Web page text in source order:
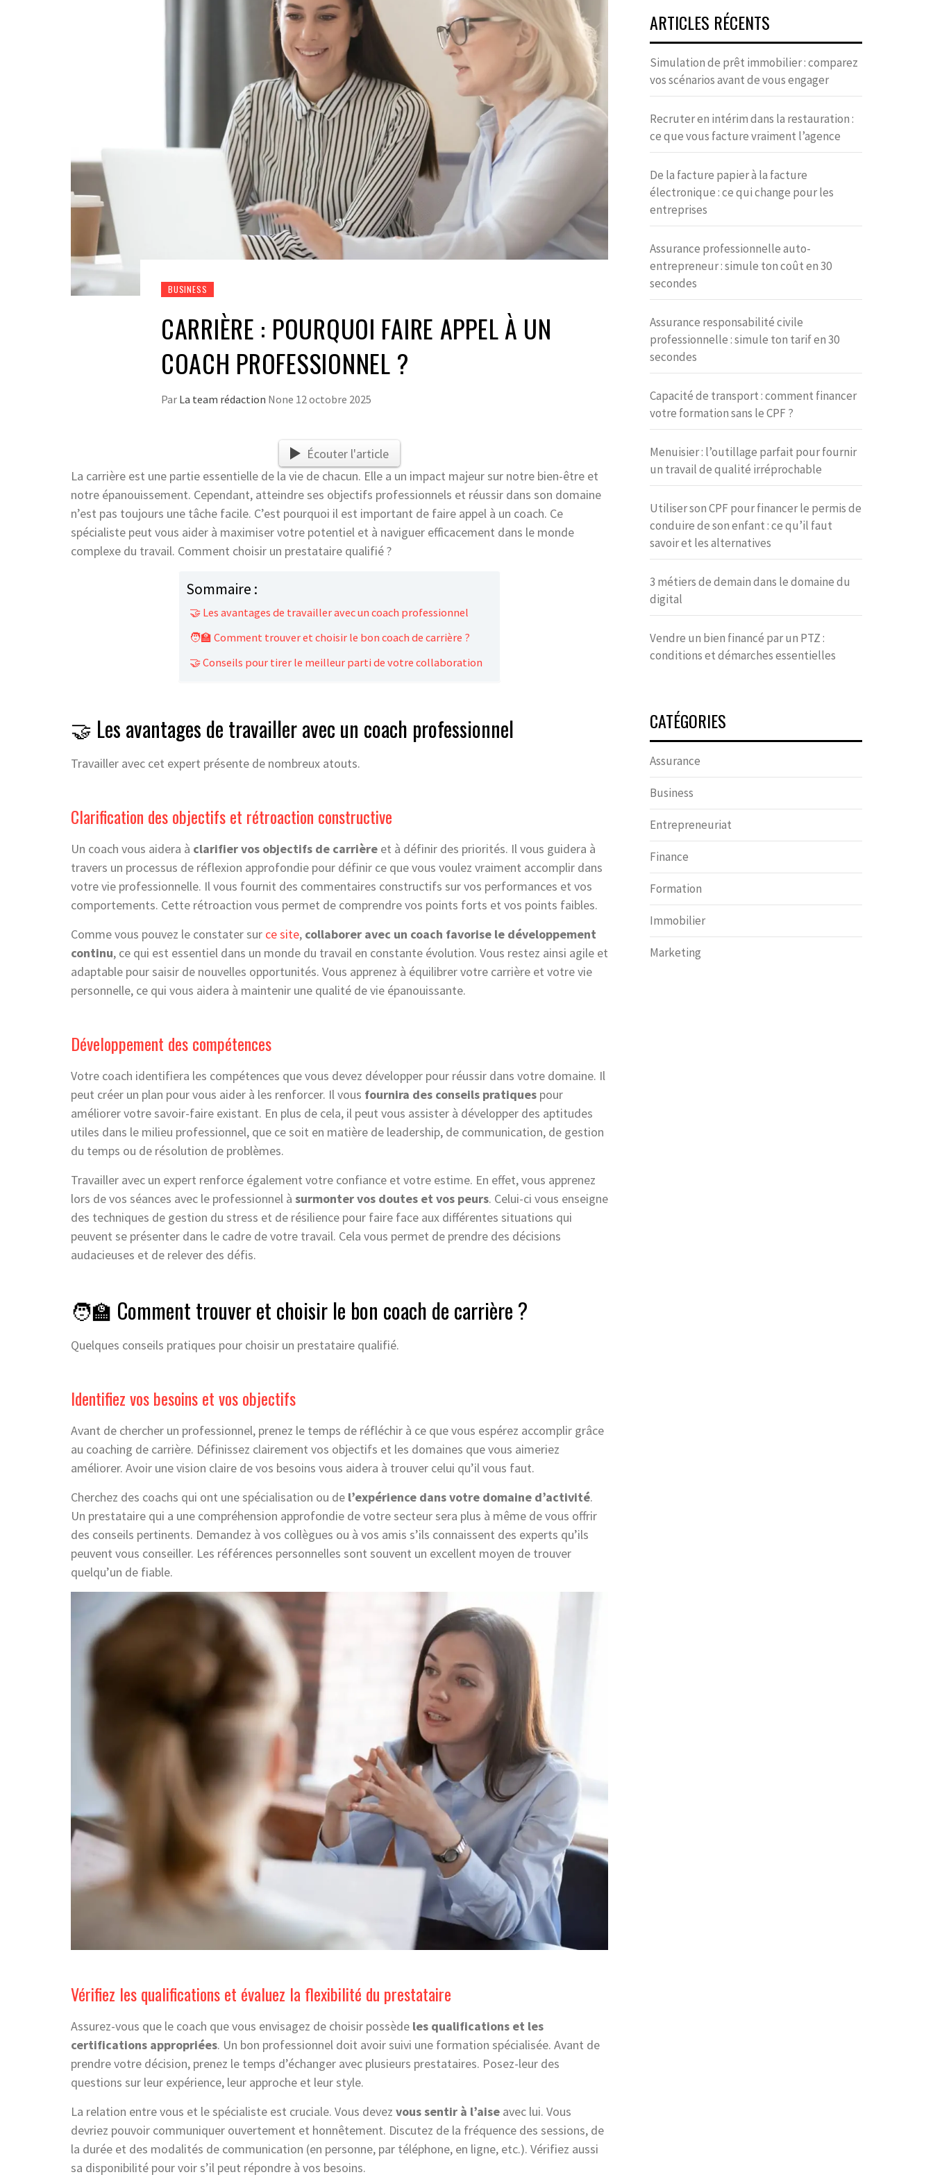
BUSINESS
CARRIÈRE : POURQUOI FAIRE APPEL À UN
COACH PROFESSIONNEL ?
Par La team rédaction None 12 octobre 2025
Écouter l'article
La carrière est une partie essentielle de la vie de chacun. Elle a un impact majeur sur notre bien-être et
notre épanouissement. Cependant, atteindre ses objectifs professionnels et réussir dans son domaine
n’est pas toujours une tâche facile. C’est pourquoi il est important de faire appel à un coach. Ce
spécialiste peut vous aider à maximiser votre potentiel et à naviguer efficacement dans le monde
complexe du travail. Comment choisir un prestataire qualifié ?
Sommaire :
🤝 Les avantages de travailler avec un coach professionnel
🧑‍🏫 Comment trouver et choisir le bon coach de carrière ?
🤝 Conseils pour tirer le meilleur parti de votre collaboration
🤝 Les avantages de travailler avec un coach professionnel
Travailler avec cet expert présente de nombreux atouts.
Clarification des objectifs et rétroaction constructive
Un coach vous aidera à clarifier vos objectifs de carrière et à définir des priorités. Il vous guidera à
travers un processus de réflexion approfondie pour définir ce que vous voulez vraiment accomplir dans
votre vie professionnelle. Il vous fournit des commentaires constructifs sur vos performances et vos
comportements. Cette rétroaction vous permet de comprendre vos points forts et vos points faibles.
Comme vous pouvez le constater sur ce site, collaborer avec un coach favorise le développement
continu, ce qui est essentiel dans un monde du travail en constante évolution. Vous restez ainsi agile et
adaptable pour saisir de nouvelles opportunités. Vous apprenez à équilibrer votre carrière et votre vie
personnelle, ce qui vous aidera à maintenir une qualité de vie épanouissante.
Développement des compétences
Votre coach identifiera les compétences que vous devez développer pour réussir dans votre domaine. Il
peut créer un plan pour vous aider à les renforcer. Il vous fournira des conseils pratiques pour
améliorer votre savoir-faire existant. En plus de cela, il peut vous assister à développer des aptitudes
utiles dans le milieu professionnel, que ce soit en matière de leadership, de communication, de gestion
du temps ou de résolution de problèmes.
Travailler avec un expert renforce également votre confiance et votre estime. En effet, vous apprenez
lors de vos séances avec le professionnel à surmonter vos doutes et vos peurs. Celui-ci vous enseigne
des techniques de gestion du stress et de résilience pour faire face aux différentes situations qui
peuvent se présenter dans le cadre de votre travail. Cela vous permet de prendre des décisions
audacieuses et de relever des défis.
🧑‍🏫 Comment trouver et choisir le bon coach de carrière ?
Quelques conseils pratiques pour choisir un prestataire qualifié.
Identifiez vos besoins et vos objectifs
Avant de chercher un professionnel, prenez le temps de réfléchir à ce que vous espérez accomplir grâce
au coaching de carrière. Définissez clairement vos objectifs et les domaines que vous aimeriez
améliorer. Avoir une vision claire de vos besoins vous aidera à trouver celui qu’il vous faut.
Cherchez des coachs qui ont une spécialisation ou de l’expérience dans votre domaine d’activité.
Un prestataire qui a une compréhension approfondie de votre secteur sera plus à même de vous offrir
des conseils pertinents. Demandez à vos collègues ou à vos amis s’ils connaissent des experts qu’ils
peuvent vous conseiller. Les références personnelles sont souvent un excellent moyen de trouver
quelqu’un de fiable.
Vérifiez les qualifications et évaluez la flexibilité du prestataire
Assurez-vous que le coach que vous envisagez de choisir possède les qualifications et les
certifications appropriées. Un bon professionnel doit avoir suivi une formation spécialisée. Avant de
prendre votre décision, prenez le temps d’échanger avec plusieurs prestataires. Posez-leur des
questions sur leur expérience, leur approche et leur style.
La relation entre vous et le spécialiste est cruciale. Vous devez vous sentir à l’aise avec lui. Vous
devriez pouvoir communiquer ouvertement et honnêtement. Discutez de la fréquence des sessions, de
la durée et des modalités de communication (en personne, par téléphone, en ligne, etc.). Vérifiez aussi
sa disponibilité pour voir s’il peut répondre à vos besoins.
ARTICLES RÉCENTS
Simulation de prêt immobilier : comparez
vos scénarios avant de vous engager
Recruter en intérim dans la restauration :
ce que vous facture vraiment l’agence
De la facture papier à la facture
électronique : ce qui change pour les
entreprises
Assurance professionnelle auto-
entrepreneur : simule ton coût en 30
secondes
Assurance responsabilité civile
professionnelle : simule ton tarif en 30
secondes
Capacité de transport : comment financer
votre formation sans le CPF ?
Menuisier : l’outillage parfait pour fournir
un travail de qualité irréprochable
Utiliser son CPF pour financer le permis de
conduire de son enfant : ce qu’il faut
savoir et les alternatives
3 métiers de demain dans le domaine du
digital
Vendre un bien financé par un PTZ :
conditions et démarches essentielles
CATÉGORIES
Assurance
Business
Entrepreneuriat
Finance
Formation
Immobilier
Marketing